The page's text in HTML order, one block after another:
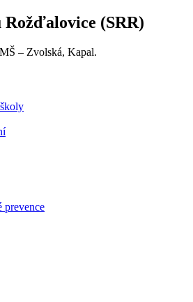
(SRR)
– Zvolská, Kapal.
prevence